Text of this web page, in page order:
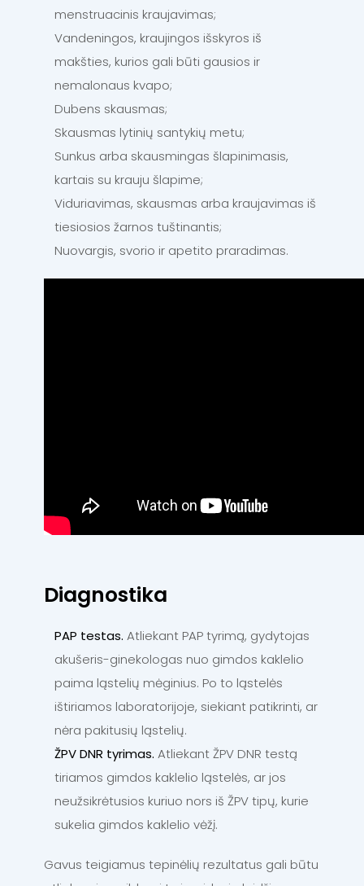
menstruacinis kraujavimas;
Vandeningos, kraujingos išskyros iš
makšties, kurios gali būti gausios ir
nemalonaus kvapo;
Dubens skausmas;
Skausmas lytinių santykių metu;
Sunkus arba skausmingas šlapinimasis,
kartais su krauju šlapime;
Viduriavimas, skausmas arba kraujavimas iš
tiesiosios žarnos tuštinantis;
Nuovargis, svorio ir apetito praradimas.
Diagnostika
PAP testas. Atliekant PAP tyrimą, gydytojas
akušeris-ginekologas nuo gimdos kaklelio
paima ląstelių mėginius. Po to ląstelės
ištiriamos laboratorijoje, siekiant patikrinti, ar
nėra pakitusių ląstelių.
ŽPV DNR tyrimas. Atliekant ŽPV DNR testą
tiriamos gimdos kaklelio ląstelės, ar jos
neužsikrėtusios kuriuo nors iš ŽPV tipų, kurie
sukelia gimdos kaklelio vėžį.
Gavus teigiamus tepinėlių rezultatus gali būtu